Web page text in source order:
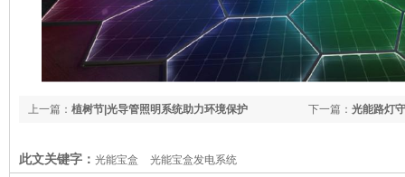
下一篇： 光能路灯
上一篇： 植树节|光导管照明系统助力环境保护
此文关键字： 光能宝盒 光能宝盒发电系统